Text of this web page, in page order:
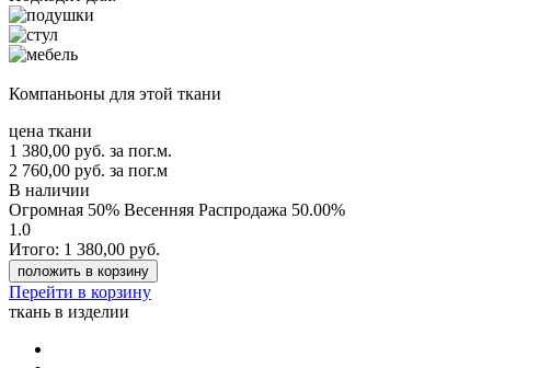
Компаньоны для этой ткани
цена ткани
1 380,00 руб. за пог.м.
2 760,00 руб. за пог.м
В наличии
Огромная 50% Весенняя Распродажа 50.00%
1.0
Итого: 1 380,00 руб.
положить в корзину
Перейти в корзину
ткань в изделии